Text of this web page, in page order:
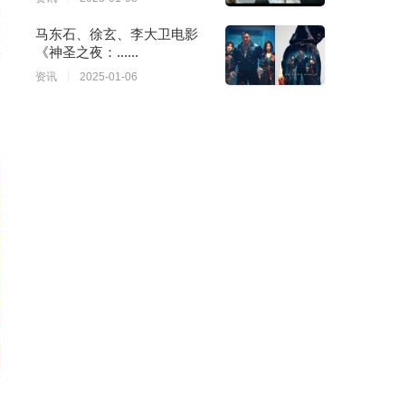
马东石、徐玄、李大卫电影
《神圣之夜：......
资讯 2025-01-06